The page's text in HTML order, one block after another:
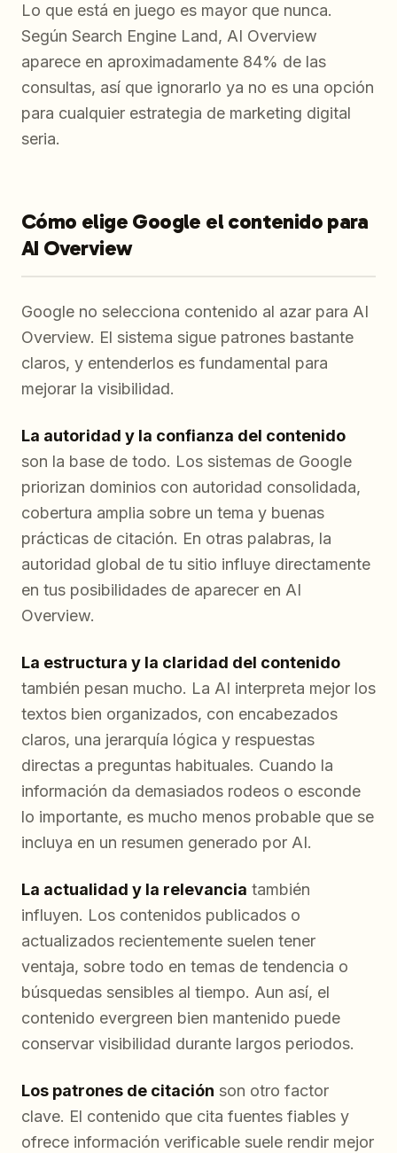
Lo que está en juego es mayor que nunca.
Según Search Engine Land, AI Overview
aparece en aproximadamente 84% de las
consultas, así que ignorarlo ya no es una opción
para cualquier estrategia de marketing digital
seria.
Cómo elige Google el contenido para
AI Overview
Google no selecciona contenido al azar para AI
Overview. El sistema sigue patrones bastante
claros, y entenderlos es fundamental para
mejorar la visibilidad.
La autoridad y la confianza del contenido
son la base de todo. Los sistemas de Google
priorizan dominios con autoridad consolidada,
cobertura amplia sobre un tema y buenas
prácticas de citación. En otras palabras, la
autoridad global de tu sitio influye directamente
en tus posibilidades de aparecer en AI
Overview.
La estructura y la claridad del contenido
también pesan mucho. La AI interpreta mejor los
textos bien organizados, con encabezados
claros, una jerarquía lógica y respuestas
directas a preguntas habituales. Cuando la
información da demasiados rodeos o esconde
lo importante, es mucho menos probable que se
incluya en un resumen generado por AI.
La actualidad y la relevancia también
influyen. Los contenidos publicados o
actualizados recientemente suelen tener
ventaja, sobre todo en temas de tendencia o
búsquedas sensibles al tiempo. Aun así, el
contenido evergreen bien mantenido puede
conservar visibilidad durante largos periodos.
Los patrones de citación son otro factor
clave. El contenido que cita fuentes fiables y
ofrece información verificable suele rendir mejor